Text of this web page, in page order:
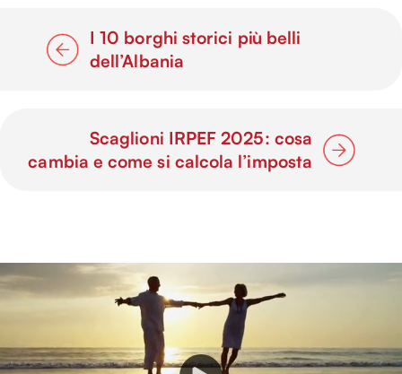
I 10 borghi storici più belli
dell’Albania
Scaglioni IRPEF 2025: cosa
cambia e come si calcola l’imposta